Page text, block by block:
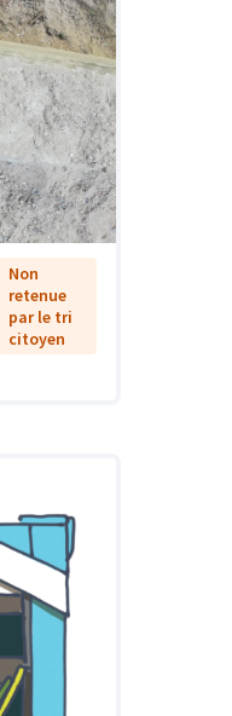
Non
retenue
par le tri
citoyen